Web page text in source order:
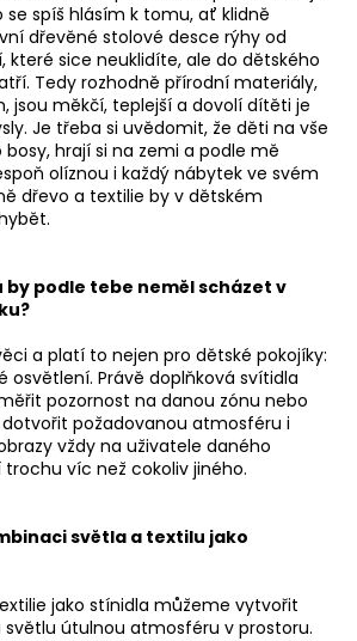
se spíš hlásím k tomu, ať klidně
dřevěné stolové desce rýhy od
které sice neuklidíte, ale do dětského
Tedy rozhodně přírodní materiály,
jsou měkčí, teplejší a dovolí dítěti je
Je třeba si uvědomit, že děti na vše
hrají si na zemi a podle mě
olíznou i každý nábytek ve svém
dřevo a textilie by v dětském
podle tebe neměl scházet v
a platí to nejen pro dětské pokojíky:
osvětlení. Právě doplňková svítidla
pozornost na danou zónu nebo
požadovanou atmosféru i
vždy na uživatele daného
víc než cokoliv jiného.
světla a textilu jako
jako stínidla můžeme vytvořit
útulnou atmosféru v prostoru.